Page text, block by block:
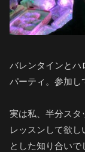
バレンタインと
パーティ。参加し
実は私、半分スタ
レッスンして欲
とした知り合い